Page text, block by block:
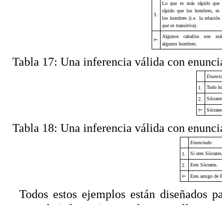
3.
Lo que es más rápido
rápido que los hombres, es
los hombres (i.e. la relación
quees transitiva).
⊢
Algunos caballos son
algunos hombres.
Tabla 17: Una inferencia válida con
1. Todo
2.
⊢
Tabla 18: Una inferencia válida con
Enunciado
1. Si eres
2. Eres Sócrates.
⊢ Eres amigo de
Todos estos ejemplos están diseñados